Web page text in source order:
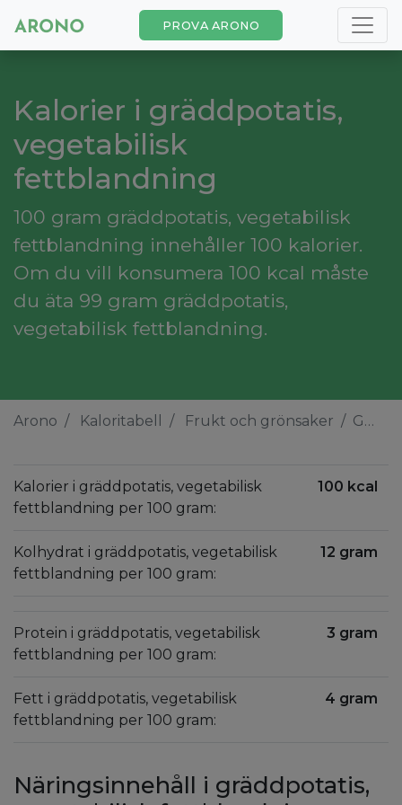
PROVA ARONO
Kalorier i gräddpotatis,
vegetabilisk
fettblandning
100 gram gräddpotatis, vegetabilisk
fettblandning innehåller 100 kalorier.
Om du vill konsumera 100 kcal måste
du äta 99 gram gräddpotatis,
vegetabilisk fettblandning.
Arono Kaloritabell Frukt och grönsaker Gräddpotatis, vegetabilisk fettblandning
Kalorier i gräddpotatis, vegetabilisk
fettblandning per 100 gram:
100 kcal
Kolhydrat i gräddpotatis, vegetabilisk
fettblandning per 100 gram:
12 gram
Protein i gräddpotatis, vegetabilisk
fettblandning per 100 gram:
3 gram
Fett i gräddpotatis, vegetabilisk
fettblandning per 100 gram:
4 gram
Näringsinnehåll i gräddpotatis,